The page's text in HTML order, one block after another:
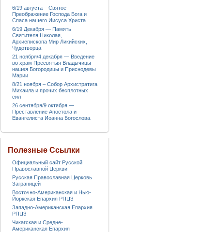
6/19 августа – Святое
Преображение Господа Бога и
Спаса нашего Иисуса Христа.
6/19 Декабря — Память
Святителя Николая,
Архиепископа Мир Ликийских,
Чудотворца.
21 ноября/4 декабря — Введение
во храм Пресвятыя Владычицы
нашея Богородицы и Приснодевы
Марии
8/21 ноября – Собор Архистратига
Михаила и прочих бесплотных
сил
26 сентября/9 октября —
Преставление Апостола и
Евангелиста Иоанна Богослова.
Полезные Ссылки
Официальный сайт Русской
Православной Церкви
Русская Православная Церковь
Заграницей
Восточно-Американская и Нью-
Йоркская Епархия РПЦЗ
Западно-Американская Епархия
РПЦЗ
Чикагская и Средне-
Американская Епархия